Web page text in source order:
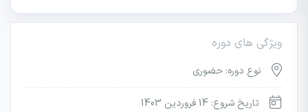
ویژگی های دوره
نوع دوره: حضوری
تاریخ شروع: 14 فروردین 1403